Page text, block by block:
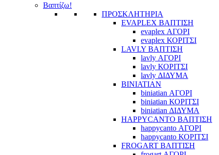
Βαπτίζω!
ΠΡΟΣΚΛΗΤΗΡΙΑ
EVAPLEX ΒΑΠΤΙΣΗ
evaplex ΑΓΟΡΙ
evaplex ΚΟΡΙΤΣΙ
LAVLY ΒΑΠΤΙΣΗ
lavly ΑΓΟΡΙ
lavly ΚΟΡΙΤΣΙ
lavly ΔΙΔΥΜΑ
BINIATIAN
biniatian ΑΓΟΡΙ
biniatian ΚΟΡΙΤΣΙ
biniatian ΔΙΔΥΜΑ
HAPPYCANTO ΒΑΠΤΙΣΗ
happycanto ΑΓΟΡΙ
happycanto ΚΟΡΙΤΣΙ
FROGART ΒΑΠΤΙΣΗ